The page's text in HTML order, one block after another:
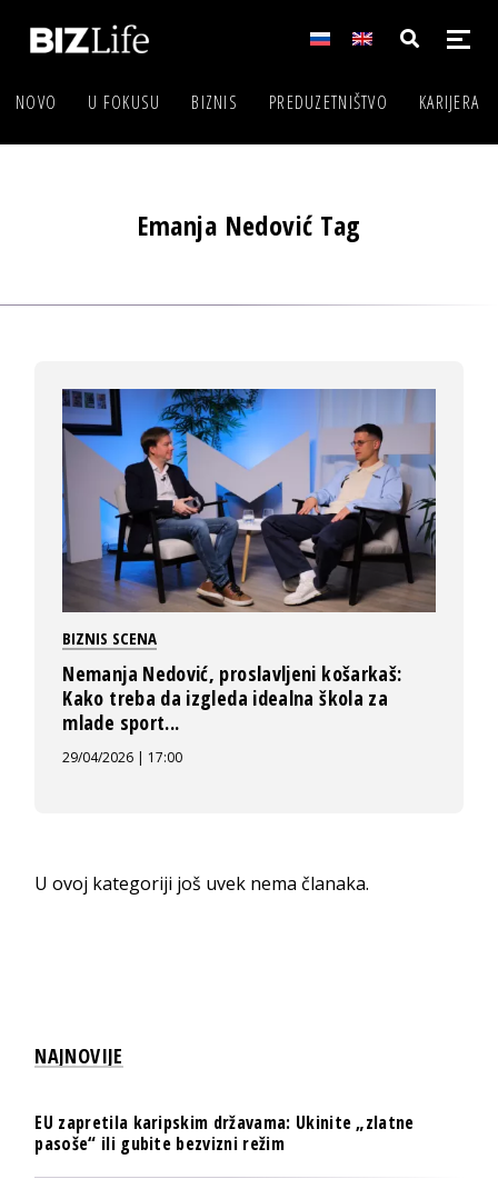
NOVO U FOKUSU BIZNIS PREDUZETNIŠTVO KARIJERA
Emanja Nedović Tag
BIZNIS SCENA
Nemanja Nedović, proslavljeni košarkaš:
Kako treba da izgleda idealna škola za
mlade sport...
29/04/2026 | 17:00
U ovoj kategoriji još uvek nema članaka.
NAJNOVIJE
EU zapretila karipskim državama: Ukinite „zlatne
pasoše“ ili gubite bezvizni režim